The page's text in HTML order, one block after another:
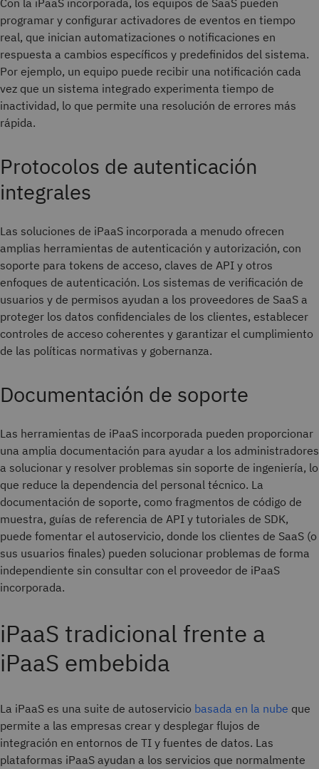
Con la iPaaS incorporada, los equipos de SaaS pueden
programar y configurar activadores de eventos en tiempo
real, que inician automatizaciones o notificaciones en
respuesta a cambios específicos y predefinidos del sistema.
Por ejemplo, un equipo puede recibir una notificación cada
vez que un sistema integrado experimenta tiempo de
inactividad, lo que permite una resolución de errores más
rápida.
Protocolos de autenticación
integrales
Las soluciones de iPaaS incorporada a menudo ofrecen
amplias herramientas de autenticación y autorización, con
soporte para tokens de acceso, claves de API y otros
enfoques de autenticación. Los sistemas de verificación de
usuarios y de permisos ayudan a los proveedores de SaaS a
proteger los datos confidenciales de los clientes, establecer
controles de acceso coherentes y garantizar el cumplimiento
de las políticas normativas y gobernanza.
Documentación de soporte
Las herramientas de iPaaS incorporada pueden proporcionar
una amplia documentación para ayudar a los administradores
a solucionar y resolver problemas sin soporte de ingeniería, lo
que reduce la dependencia del personal técnico. La
documentación de soporte, como fragmentos de código de
muestra, guías de referencia de API y tutoriales de SDK,
puede fomentar el autoservicio, donde los clientes de SaaS (o
sus usuarios finales) pueden solucionar problemas de forma
independiente sin consultar con el proveedor de iPaaS
incorporada.
iPaaS tradicional frente a
iPaaS embebida
La iPaaS es una suite de autoservicio basada en la nube que
permite a las empresas crear y desplegar flujos de
integración en entornos de TI y fuentes de datos. Las
plataformas iPaaS ayudan a los servicios que normalmente